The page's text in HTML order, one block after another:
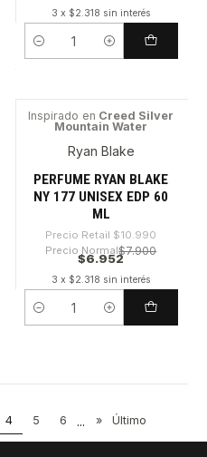
3 x $2.318 sin interés
Cantidad
Inspirado en Creed Silver
Mountain Water
Ryan Blake
PERFUME RYAN BLAKE
NY 177 UNISEX EDP 60
ML
Precio Retail $10.990
Precio Normal$7.900
$6.952
3 x $2.318 sin interés
Cantidad
4 5 6 ... » Último